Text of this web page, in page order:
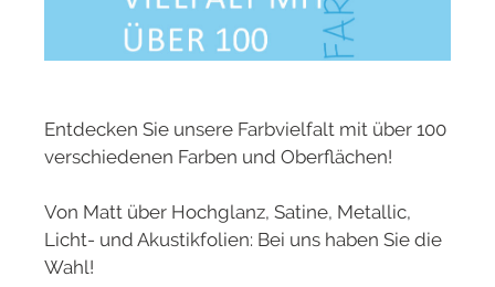
Entdecken Sie unsere Farbvielfalt mit über 100
verschiedenen Farben und Oberflächen!
Von Matt über Hochglanz, Satine, Metallic,
Licht- und Akustikfolien: Bei uns haben Sie die
Wahl!